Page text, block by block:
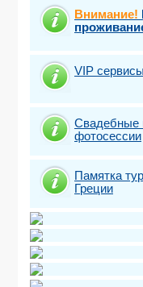
Внимание!
VIP
Свадебные
фотосесcии
Памятка
Греции